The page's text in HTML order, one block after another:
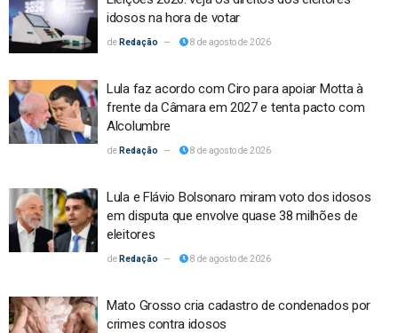
idosos na hora de votar
Redação 8 de agosto de 2026
Lula faz acordo com Ciro para apoiar Motta à
frente da Câmara em 2027 e tenta pacto com
Alcolumbre
Redação 8 de agosto de 2026
Lula e Flávio Bolsonaro miram voto dos idosos
em disputa que envolve quase 38 milhões de
eleitores
Redação 8 de agosto de 2026
Mato Grosso cria cadastro de condenados por
crimes contra idosos